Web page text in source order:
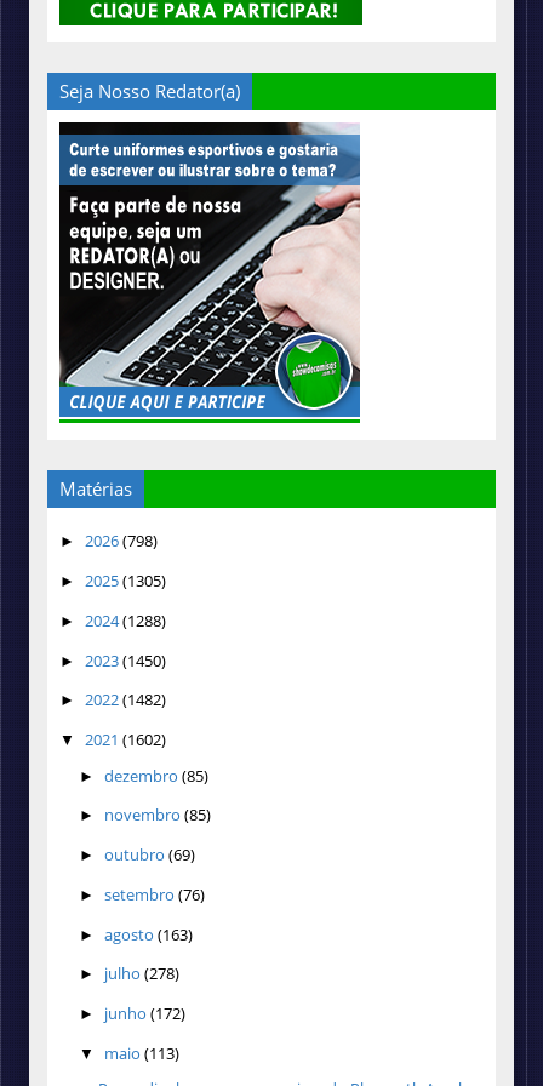
Seja Nosso Redator(a)
Matérias
► 2026(798)
► 2025(1305)
► 2024(1288)
► 2023(1450)
► 2022(1482)
▼ 2021 (1602)
► dezembro (85)
► novembro (85)
► outubro (69)
► setembro (76)
► agosto (163)
► julho (278)
► junho (172)
▼ maio (113)